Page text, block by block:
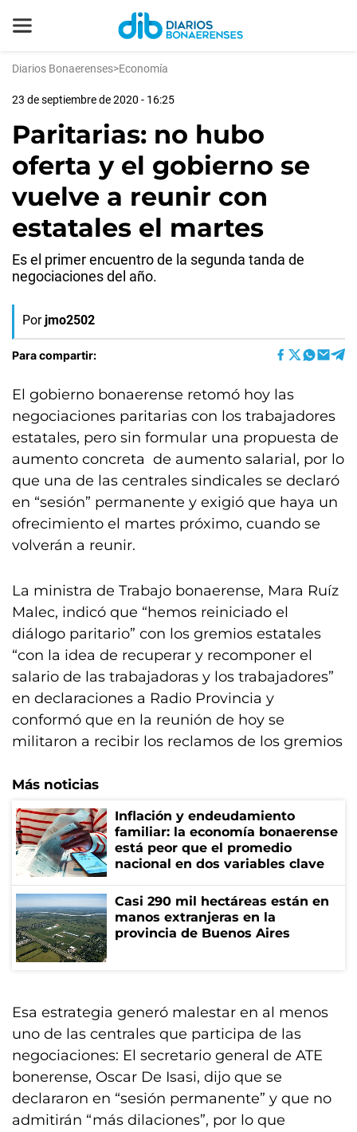
Diarios Bonaerenses>Economía
23 de septiembre de 2020 - 16:25
Paritarias: no hubo
oferta y el gobierno se
vuelve a reunir con
estatales el martes
Es el primer encuentro de la segunda tanda de
negociaciones del año.
Por jmo2502
Para compartir:
El gobierno bonaerense retomó hoy las
negociaciones paritarias con los trabajadores
estatales, pero sin formular una propuesta de
aumento concreta de aumento salarial, por lo
que una de las centrales sindicales se declaró
en “sesión” permanente y exigió que haya un
ofrecimiento el martes próximo, cuando se
volverán a reunir.
La ministra de Trabajo bonaerense, Mara Ruíz
Malec, indicó que “hemos reiniciado el
diálogo paritario” con los gremios estatales
“con la idea de recuperar y recomponer el
salario de las trabajadoras y los trabajadores”
en declaraciones a Radio Provincia y
conformó que en la reunión de hoy se
militaron a recibir los reclamos de los gremios
Más noticias
Inflación y endeudamiento
familiar: la economía bonaerense
está peor que el promedio
nacional en dos variables clave
Casi 290 mil hectáreas están en
manos extranjeras en la
provincia de Buenos Aires
Esa estrategia generó malestar en al menos
uno de las centrales que participa de las
negociaciones: El secretario general de ATE
bonerense, Oscar De Isasi, dijo que se
declararon en “sesión permanente” y que no
admitirán “más dilaciones”, por lo que